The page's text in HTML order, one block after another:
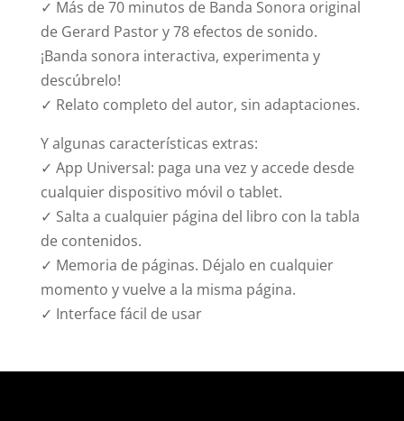
✓ Más de 70 minutos de Banda Sonora original
de Gerard Pastor y 78 efectos de sonido.
¡Banda sonora interactiva, experimenta y
descúbrelo!
✓ Relato completo del autor, sin adaptaciones.
Y algunas características extras:
✓ App Universal: paga una vez y accede desde
cualquier dispositivo móvil o tablet.
✓ Salta a cualquier página del libro con la tabla
de contenidos.
✓ Memoria de páginas. Déjalo en cualquier
momento y vuelve a la misma página.
✓ Interface fácil de usar